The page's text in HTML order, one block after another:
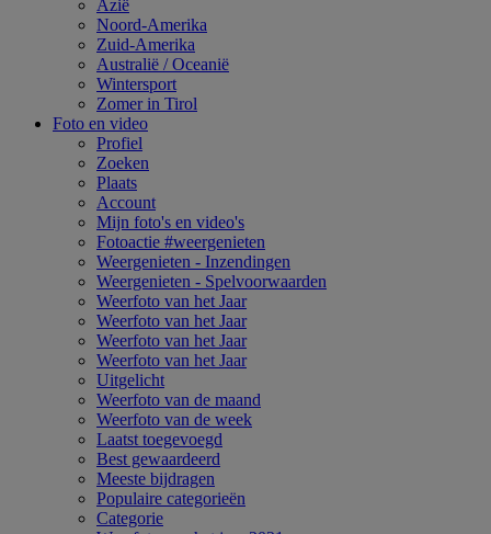
Azië
Noord-Amerika
Zuid-Amerika
Australië / Oceanië
Wintersport
Zomer in Tirol
Foto en video
Profiel
Zoeken
Plaats
Account
Mijn foto's en video's
Fotoactie #weergenieten
Weergenieten - Inzendingen
Weergenieten - Spelvoorwaarden
Weerfoto van het Jaar
Weerfoto van het Jaar
Weerfoto van het Jaar
Weerfoto van het Jaar
Uitgelicht
Weerfoto van de maand
Weerfoto van de week
Laatst toegevoegd
Best gewaardeerd
Meeste bijdragen
Populaire categorieën
Categorie